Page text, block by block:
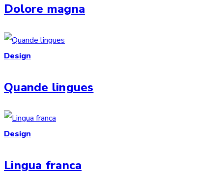
Dolore magna
Design
Quande lingues
Design
Lingua franca